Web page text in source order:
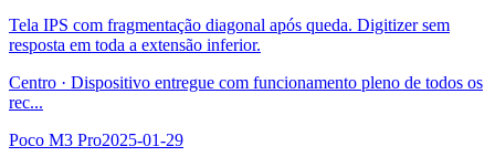
Tela IPS com fragmentação diagonal após queda. Digitizer sem
resposta em toda a extensão inferior.
Centro · Dispositivo entregue com funcionamento pleno de todos os
rec...
Poco M3 Pro2025-01-29